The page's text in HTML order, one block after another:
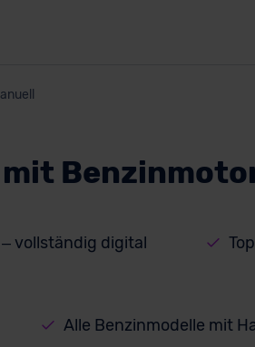
vollständig digital
Alle Benzinmodelle mit